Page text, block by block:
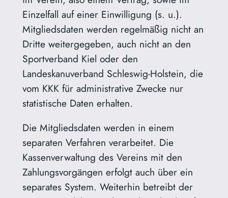
Einzelfall auf einer Einwilligung (s. u.).
Mitgliedsdaten werden regelmäßig nicht an
Dritte weitergegeben, auch nicht an den
Sportverband Kiel oder den
Landeskanuverband Schleswig-Holstein, die
vom KKK für administrative Zwecke nur
statistische Daten erhalten.
Die Mitgliedsdaten werden in einem
separaten Verfahren verarbeitet. Die
Kassenverwaltung des Vereins mit den
Zahlungsvorgängen erfolgt auch über ein
separates System. Weiterhin betreibt der